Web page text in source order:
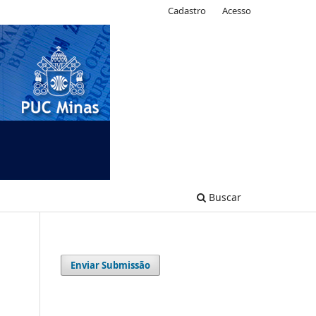
Buscar
Cadastro Acesso
Enviar Submissão